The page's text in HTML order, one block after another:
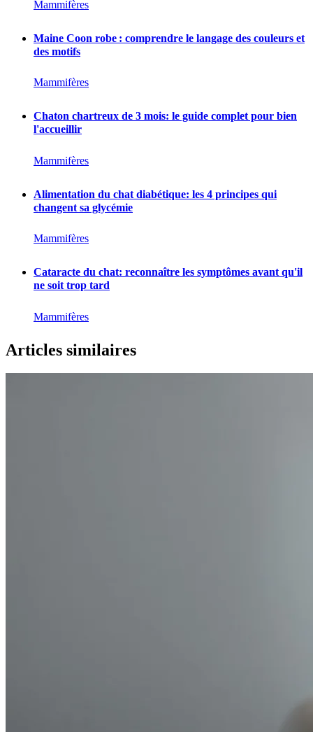
Mammifères
Maine Coon robe : comprendre le langage des couleurs et
des motifs
Mammifères
Chaton chartreux de 3 mois: le guide complet pour bien
l'accueillir
Mammifères
Alimentation du chat diabétique: les 4 principes qui
changent sa glycémie
Mammifères
Cataracte du chat: reconnaître les symptômes avant qu'il
ne soit trop tard
Mammifères
Articles similaires